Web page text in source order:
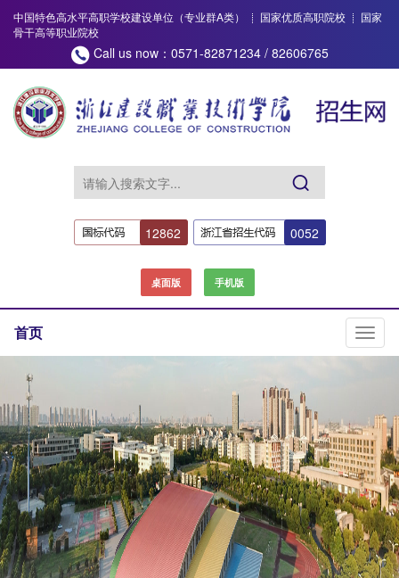
中国特色高水平高职学校建设单位（专业群A类） 国家优质高职院校
国家
骨干高等职业院校
Call us now：0571-82871234 / 82606765
0052
12862
桌面版 手机版
切
换
首页